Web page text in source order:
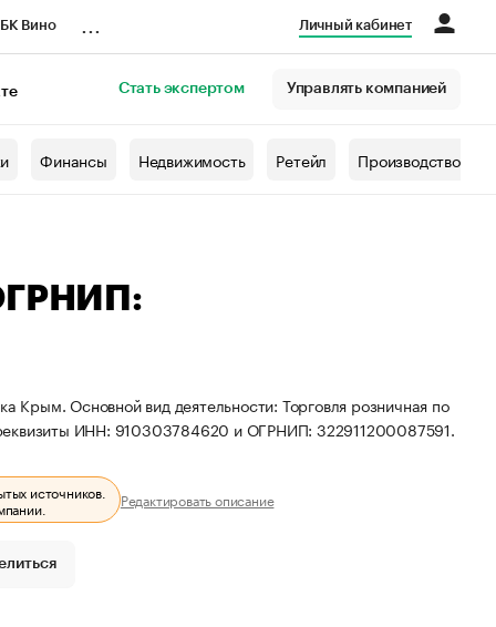
Вино Личный кабинет
Стать экспертом Управлять компанией
Финансы Недвижимость Ретейл Производство
Крым. Основной вид деятельности: Торговля розничная по
ИНН: 910303784620 и ОГРНИП: 322911200087591.
источников.
Редактировать описание